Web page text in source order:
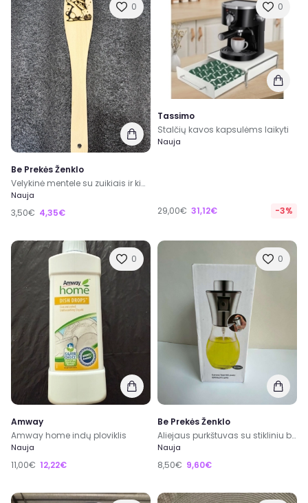
0
Be Prekės Ženklo
Velykinė mentele su zuikiais ir kiaušiniais
Nauja
3,50€ 4,35€
0
Tassimo
Stalčių kavos kapsulėms laikyti
Nauja
29,00€ 31,12€ -3%
0
Amway
Amway home indų ploviklis
Nauja
11,00€ 12,22€
0
Be Prekės Ženklo
Aliejaus purkštuvas su stikliniu buteliuku (200 ml)
Nauja
8,50€ 9,60€